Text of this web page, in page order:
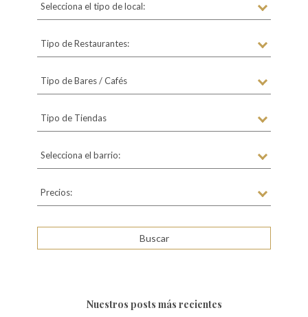
Selecciona el tipo de local:
Tipo de Restaurantes:
Tipo de Bares / Cafés
Tipo de Tiendas
Selecciona el barrio:
Precios:
Nuestros posts más recientes